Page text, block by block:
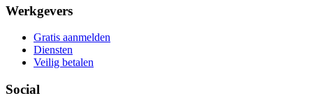
Werkgevers
Gratis aanmelden
Diensten
Veilig betalen
Social